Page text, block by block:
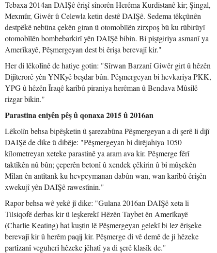
Tebaxa 2014an DAIŞê êrişî sînorên Herêma Kurdistanê kir; Şingal,
Mexmûr, Giwêr û Celewla ketin destê DAIŞê. Sedema têkçûnên
destpêkê nebûna çekên giran û otomobîlên zirxpoş bû ku rûbirûyî
otomobîlên bombebarkirî yên DAIŞê bibin. Bi piştgiriya asmanî ya
Amerîkayê, Pêşmergeyan dest bi êrişa berevajî kir."
Her di lêkolînê de hatiye gotin: "Sîrwan Barzanî Giwêr girt û hêzên
Dijîterorê yên YNKyê beşdar bûn. Pêşmergeyan bi hevkariya PKK,
YPG û hêzên Îraqê karîbû piraniya herêman û Bendava Mûsilê
rizgar bikin."
Parastina eniyên pêş û qonaxa 2015 û 2016an
Lêkolîn behsa bipêşketin û şarezabûna Pêşmergeyan a di şerê li dijî
DAIŞê de dike û dibêje: "Pêşmergeyan bi dirêjahiya 1050
kîlometreyan xeteke parastinê ya aram ava kir. Pêşmerge fêrî
taktîkên nû bûn; çeperên betonî û xendek çêkirin û bi mûşekên
Mîlan ên antîtank ku hevpeymanan dabûn wan, wan karîbû êrişên
xwekujî yên DAIŞê rawestînin."
Rapor behsa wê yekê jî dike: "Gulana 2016an DAIŞê xeta li
Tilsiqofê derbas kir û leşkerekî Hêzên Taybet ên Amerîkayê
(Charlie Keating) hat kuştin lê Pêşmergeyan gelekî bi lez êrişeke
berevajî kir û herêm paqij kir. Pêşmerge di vê demê de ji hêzeke
partîzanî veguherî hêzeke jêhatî ya di şerê klasîk de."